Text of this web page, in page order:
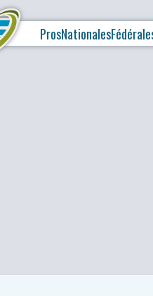
ProsNationales